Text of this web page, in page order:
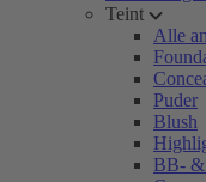
Teint
Alle
Puder
Blush
BB- &